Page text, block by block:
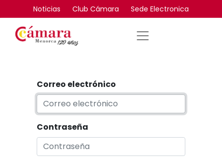
Noticias Club Cámara Sede Electronica
Correo electrónico
Contraseña